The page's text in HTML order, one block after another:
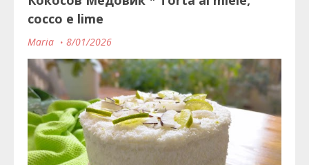
cocco e lime
Maria 8/01/2026